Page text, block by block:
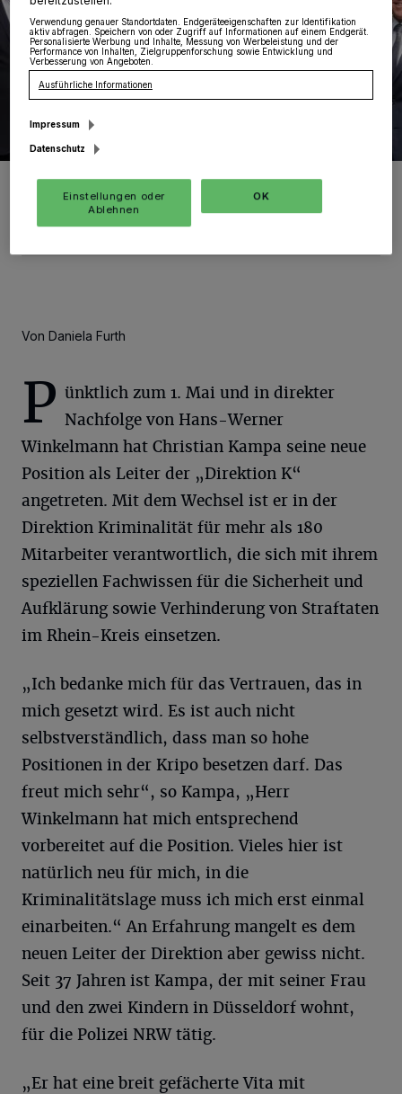
Kreisdirektor Dirk Brügge, Abteilungsleiterin der
Kreispolizeibehörde Heidi Fahrenholz, Kriminaldirektor Christian
Kampa und Landrat Hans-Jürgen Petrauschke.
Foto: Kurier Verlag GmbH/Daniela Furth
Von Daniela Furth
P ünktlich zum 1. Mai und in direkter
Nachfolge von Hans-Werner
Winkelmann hat Christian Kampa seine neue
Position als Leiter der „Direktion K“
angetreten. Mit dem Wechsel ist er in der
Direktion Kriminalität für mehr als 180
Mitarbeiter verantwortlich, die sich mit ihrem
speziellen Fachwissen für die Sicherheit und
Aufklärung sowie Verhinderung von Straftaten
im Rhein-Kreis einsetzen.
„Ich bedanke mich für das Vertrauen, das in
mich gesetzt wird. Es ist auch nicht
selbstverständlich, dass man so hohe
Positionen in der Kripo besetzen darf. Das
freut mich sehr“, so Kampa, „Herr
Winkelmann hat mich entsprechend
vorbereitet auf die Position. Vieles hier ist
natürlich neu für mich, in die
Kriminalitätslage muss ich mich erst einmal
einarbeiten.“ An Erfahrung mangelt es dem
neuen Leiter der Direktion aber gewiss nicht.
Seit 37 Jahren ist Kampa, der mit seiner Frau
und den zwei Kindern in Düsseldorf wohnt,
für die Polizei NRW tätig.
„Er hat eine breit gefächerte Vita mit
Verwendung genauer Standortdaten. Endgeräteeigenschaften zur Identifikation
aktiv abfragen. Speichern von oder Zugriff auf Informationen auf einem Endgerät.
Personalisierte Werbung und Inhalte, Messung von Werbeleistung und der
Performance von Inhalten, Zielgruppenforschung sowie Entwicklung und
Verbesserung von Angeboten.
Ausführliche Informationen
Impressum
Datenschutz
Einstellungen oder
Ablehnen
OK